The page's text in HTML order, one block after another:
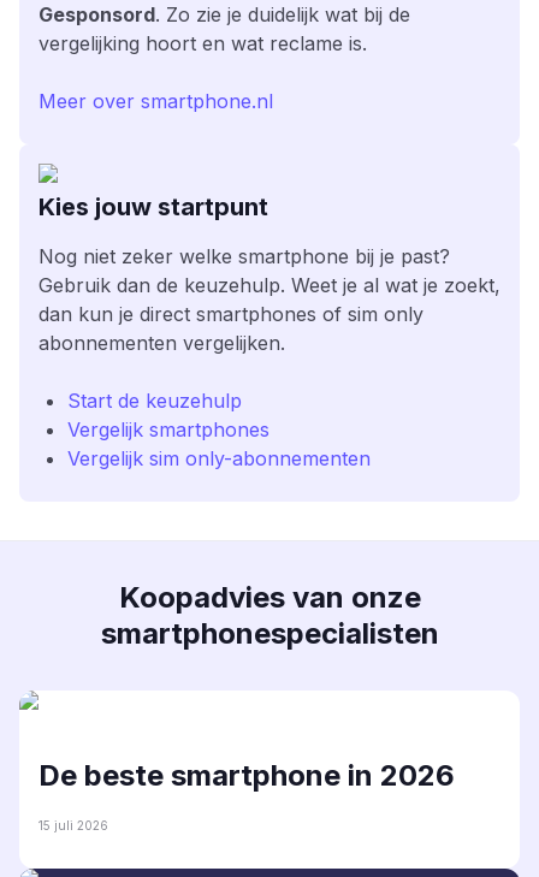
Gesponsord. Zo zie je duidelijk wat bij de
vergelijking hoort en wat reclame is.
Meer over smartphone.nl
Kies jouw startpunt
Nog niet zeker welke smartphone bij je past?
Gebruik dan de keuzehulp. Weet je al wat je zoekt,
dan kun je direct smartphones of sim only
abonnementen vergelijken.
Start de keuzehulp
Vergelijk smartphones
Vergelijk sim only-abonnementen
Koopadvies van onze
smartphonespecialisten
De beste smartphone in 2026
15 juli 2026